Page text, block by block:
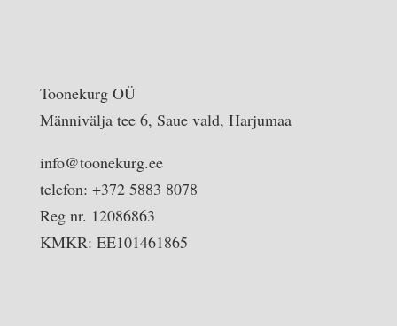
Toonekurg OÜ
Männivälja tee 6, Saue vald, Harjumaa
info@toonekurg.ee
telefon: +372 5883 8078
Reg nr. 12086863
KMKR: EE101461865